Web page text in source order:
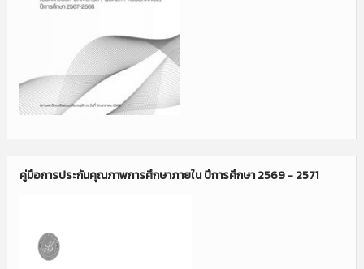
คู่มือการประกันคุณภาพการศึกษาภายใน ปีการศึกษา 2569 - 2571